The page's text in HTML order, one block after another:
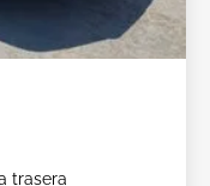
trasera